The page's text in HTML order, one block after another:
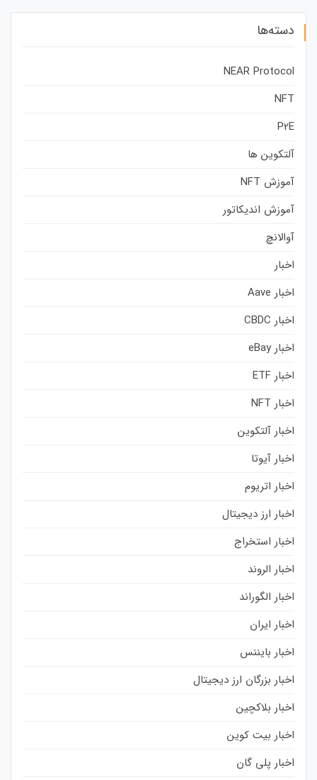
دسته‌ها
NEAR Protocol
NFT
P2E
آلتکوین ها
آموزش NFT
آموزش اندیکاتور
آوالانچ
اخبار
اخبار Aave
اخبار CBDC
اخبار eBay
اخبار ETF
اخبار NFT
اخبار آلتکوین
اخبار آیوتا
اخبار اتریوم
اخبار ارز دیجیتال
اخبار استخراج
اخبار الروند
اخبار الگوراند
اخبار ایران
اخبار بایننس
اخبار بزرگان ارز دیجیتال
اخبار بلاکچین
اخبار بیت کوین
اخبار پلی گان